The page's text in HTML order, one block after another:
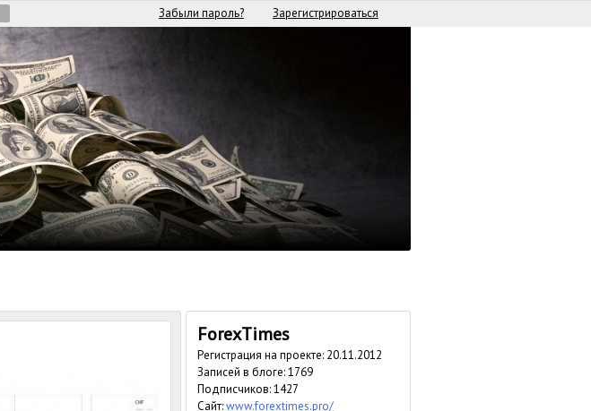
Забыли пароль? Зарегистрироваться
ForexTimes
Регистрация на проекте: 20.11.2012
Записей в блоге: 1769
Подписчиков:1427
Сайт:www.forextimes.pro/